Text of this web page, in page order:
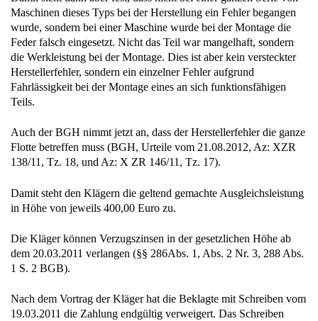
Maschinen dieses Typs bei der Herstellung ein Fehler begangen
wurde, sondern bei einer Maschine wurde bei der Montage die
Feder falsch eingesetzt. Nicht das Teil war mangelhaft, sondern
die Werkleistung bei der Montage. Dies ist aber kein versteckter
Herstellerfehler, sondern ein einzelner Fehler aufgrund
Fahrlässigkeit bei der Montage eines an sich funktionsfähigen
Teils.
Auch der BGH nimmt jetzt an, dass der Herstellerfehler die ganze
Flotte betreffen muss (BGH, Urteile vom 21.08.2012, Az: XZR
138/11, Tz. 18, und Az: X ZR 146/11, Tz. 17).
Damit steht den Klägern die geltend gemachte Ausgleichsleistung
in Höhe von jeweils 400,00 Euro zu.
Die Kläger können Verzugszinsen in der gesetzlichen Höhe ab
dem 20.03.2011 verlangen (§§ 286Abs. 1, Abs. 2 Nr. 3, 288 Abs.
1 S. 2 BGB).
Nach dem Vortrag der Kläger hat die Beklagte mit Schreiben vom
19.03.2011 die Zahlung endgültig verweigert. Das Schreiben